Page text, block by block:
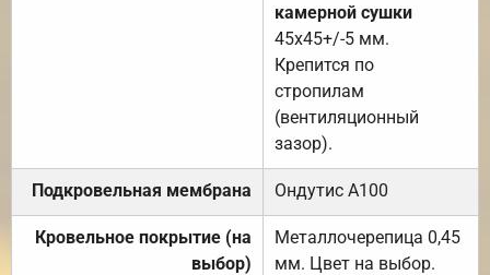
камерной сушки
45х45+/-5 мм.
Крепится по
стропилам
(вентиляционный
зазор).
Подкровельная мембрана Ондутис А100
Кровельное покрытие (на
выбор)
Металлочерепица 0,45
мм. Цвет на выбор.